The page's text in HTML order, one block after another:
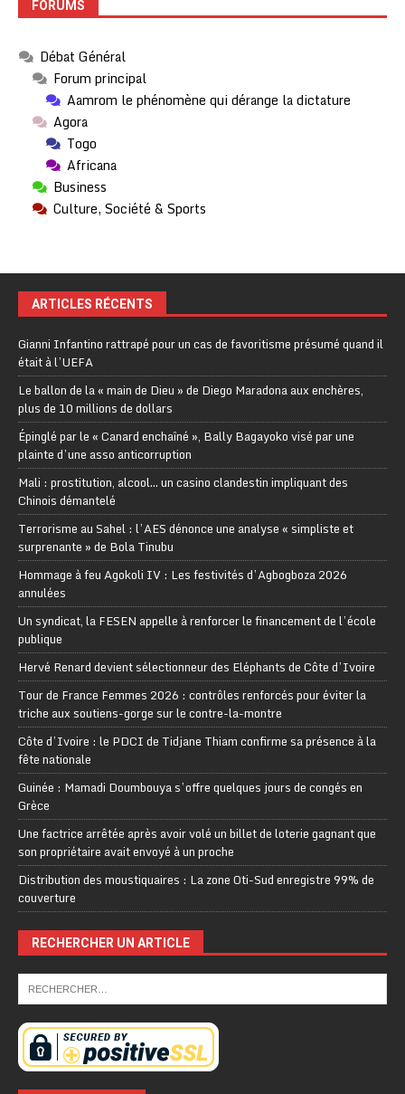
FORUMS
Débat Général
Forum principal
Aamrom le phénomène qui dérange la dictature
Agora
Togo
Africana
Business
Culture, Société & Sports
ARTICLES RÉCENTS
Gianni Infantino rattrapé pour un cas de favoritisme présumé quand il
était à l’UEFA
Le ballon de la « main de Dieu » de Diego Maradona aux enchères,
plus de 10 millions de dollars
Épinglé par le « Canard enchaîné », Bally Bagayoko visé par une
plainte d’une asso anticorruption
Mali : prostitution, alcool… un casino clandestin impliquant des
Chinois démantelé
Terrorisme au Sahel : l’AES dénonce une analyse « simpliste et
surprenante » de Bola Tinubu
Hommage à feu Agokoli IV : Les festivités d’Agbogboza 2026
annulées
Un syndicat, la FESEN appelle à renforcer le financement de l’école
publique
Hervé Renard devient sélectionneur des Eléphants de Côte d’Ivoire
Tour de France Femmes 2026 : contrôles renforcés pour éviter la
triche aux soutiens-gorge sur le contre-la-montre
Côte d’Ivoire : le PDCI de Tidjane Thiam confirme sa présence à la
fête nationale
Guinée : Mamadi Doumbouya s’offre quelques jours de congés en
Grèce
Une factrice arrêtée après avoir volé un billet de loterie gagnant que
son propriétaire avait envoyé à un proche
Distribution des moustiquaires : La zone Oti-Sud enregistre 99% de
couverture
RECHERCHER UN ARTICLE